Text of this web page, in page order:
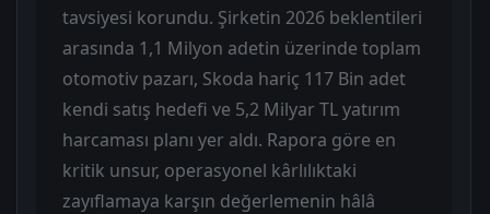
tavsiyesi korundu. Şirketin 2026 beklentileri
arasında 1,1 Milyon adetin üzerinde toplam
otomotiv pazarı, Skoda hariç 117 Bin adet
kendi satış hedefi ve 5,2 Milyar TL yatırım
harcaması planı yer aldı. Rapora göre en
kritik unsur, operasyonel kârlılıktaki
zayıflamaya karşın değerlemenin hâlâ